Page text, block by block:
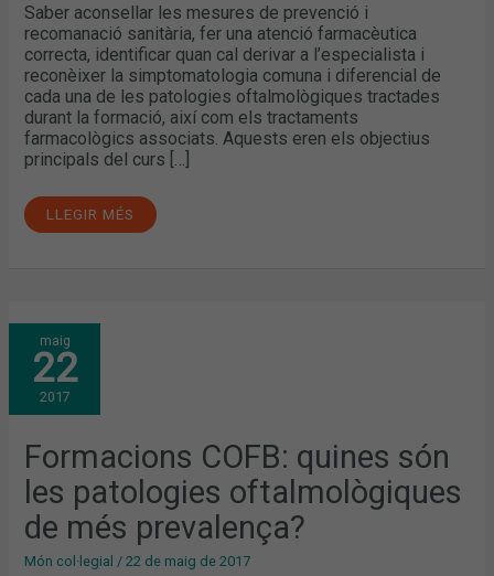
Saber aconsellar les mesures de prevenció i
recomanació sanitària, fer una atenció farmacèutica
correcta, identificar quan cal derivar a l’especialista i
reconèixer la simptomatologia comuna i diferencial de
cada una de les patologies oftalmològiques tractades
durant la formació, així com els tractaments
farmacològics associats. Aquests eren els objectius
principals del curs […]
LLEGIR MÉS
maig
22
2017
Formacions COFB: quines són
les patologies oftalmològiques
de més prevalença?
Món col·legial /22 de maig de 2017
FORMACIONS
COFB:
QUINES
SÓN
LES
PATOLOGIES
OFTALMOLÒGIQUES
PREVALENÇA?